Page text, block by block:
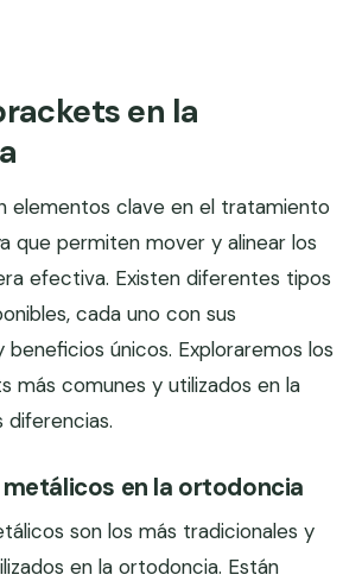
en la
elementos clave en el tratamiento
que permiten mover y alinear los
efectiva. Existen diferentes tipos
cada uno con sus
únicos. Exploraremos los
más comunes y utilizados en la
diferencias.
en la ortodoncia
son los más tradicionales y
en la ortodoncia. Están